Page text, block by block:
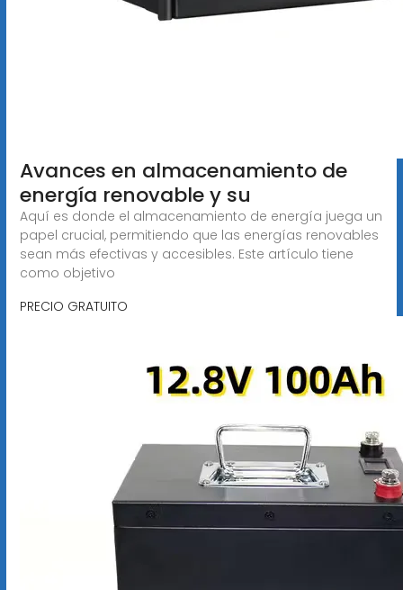
Avances en almacenamiento de
energía renovable y su
Aquí es donde el almacenamiento de energía juega un
papel crucial, permitiendo que las energías renovables
sean más efectivas y accesibles. Este artículo tiene
como objetivo
PRECIO GRATUITO